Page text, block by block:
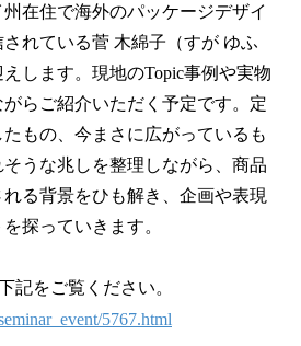
在住で海外のパッケージデザイ
れている菅 木綿子（すが ゆふ
します。現地のTopic事例や実物
らご紹介いただく予定です。定
もの、今まさに広がっているも
うな兆しを整理しながら、商品
る背景をひも解き、企画や表現
探っていきます。
記をご覧ください。
5767.html